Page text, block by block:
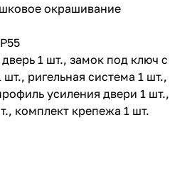
окрашивание
1 шт., замок под ключ с
ригельная система 1 шт.,
усиления двери 1 шт.,
комплект крепежа 1 шт.